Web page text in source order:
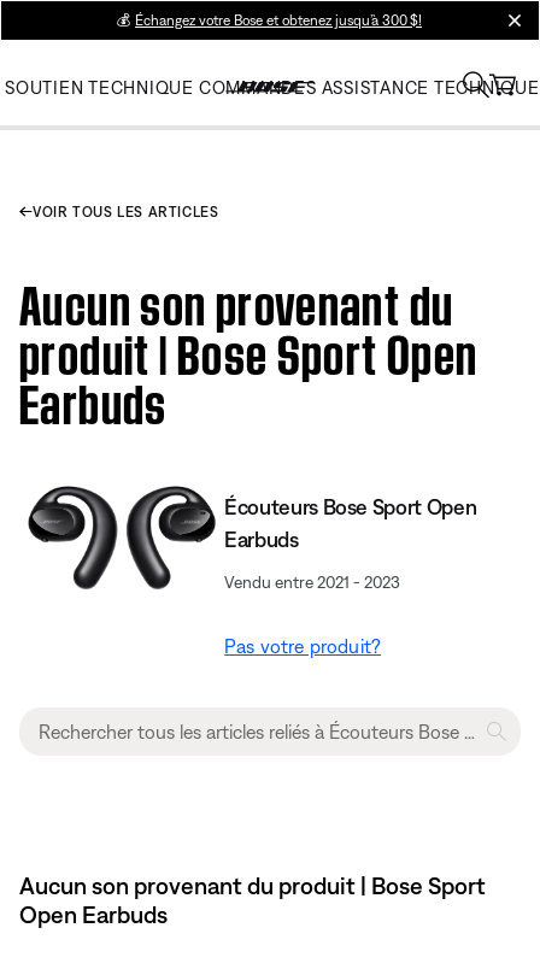
💰 Échangez votre Bose et obtenez jusqu’à 300 $!
SOUTIEN TECHNIQUE COMMANDES ASSISTANCE TECHNIQUE
VOIR TOUS LES ARTICLES
Aucun son provenant du
produit | Bose Sport Open
Earbuds
Écouteurs Bose Sport Open
Earbuds
Vendu entre 2021 - 2023
Pas votre produit?
Aucun son provenant du produit | Bose Sport
Open Earbuds